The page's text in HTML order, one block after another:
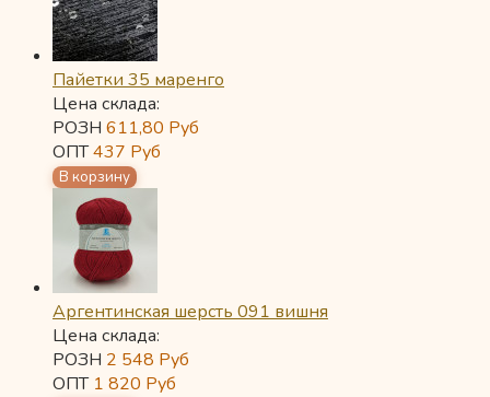
Пайетки 35 маренго
Цена склада:
РОЗН 611,80 Руб
ОПТ437 Руб
Аргентинская шерсть 091 вишня
Цена склада:
РОЗН 2 548 Руб
ОПТ 1 820 Руб